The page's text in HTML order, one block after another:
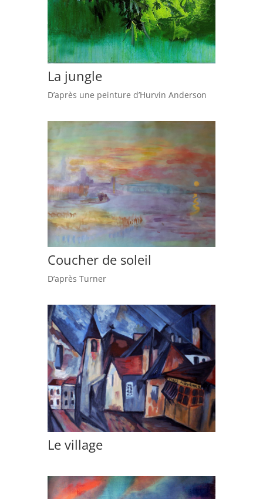
La jungle
D’après une peinture d’Hurvin Anderson
Coucher de soleil
D’après Turner
Le village